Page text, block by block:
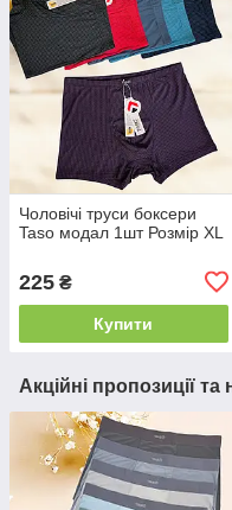
Чоловічі труси боксери
Taso модал 1шт Розмір XL
225 ₴
Купити
Акційні пропозиції та